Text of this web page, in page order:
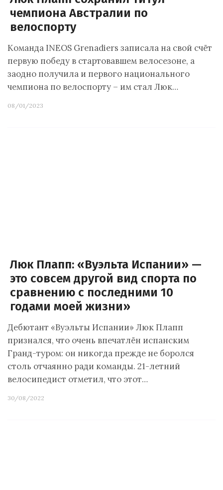
чемпиона Австралии по
велоспорту
Команда INEOS Grenadiers записала на свой счёт
первую победу в стартовавшем велосезоне, а
заодно получила и первого национального
чемпиона по велоспорту – им стал Люк…
08/01/2023
Люк Плапп: «Вуэльта Испании» —
это совсем другой вид спорта по
сравнению с последними 10
годами моей жизни»
Дебютант «Вуэльты Испании» Люк Плапп
признался, что очень впечатлён испанским
Гранд-туром: он никогда прежде не боролся
столь отчаянно ради команды. 21-летний
велосипедист отметил, что этот…
30/08/2022